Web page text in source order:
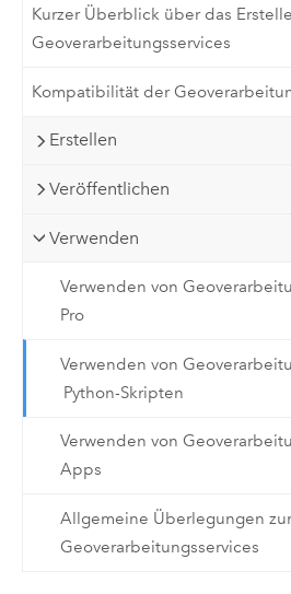
Kurzer Überblick über das
Geoverarbeitungsservices
Kompatibilität der
Erstellen
Veröffentlichen
Verwenden
Verwenden von
Pro
Verwenden von
Python-Skripten
Verwenden von
Apps
Allgemeine Überlegungen
Geoverarbeitungsservices